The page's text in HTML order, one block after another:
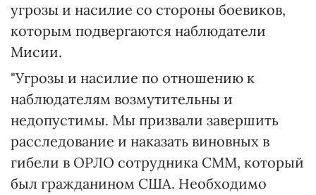
угрозы и насилие со стороны боевиков,
которым подвергаются наблюдатели
Мисии.
"Угрозы и насилие по отношению к
наблюдателям возмутительны и
недопустимы. Мы призвали завершить
расследование и наказать виновных в
гибели в ОРЛО сотрудника СММ, который
был гражданином США. Необходимо